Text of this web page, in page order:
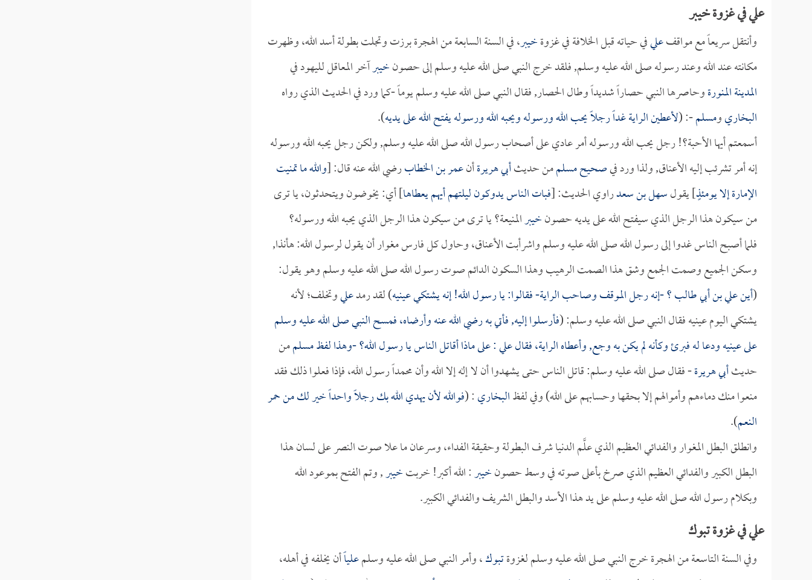
علي في غزوة خيبر
وأنتقل سريعاً مع مواقفعليفي حياته قبل الخلافة في غزوةخيبر، في السنة السابعة من الهجرة برزت وتجلت بطولة أسد الله، وظهرت
مكانته عند الله وعند رسوله صلى الله عليه وسلم, فلقد خرج النبي صلى الله عليه وسلم إلى حصونخيبرآخر المعاقل لليهود في
المدينة المنورةوحاصرها النبي حصاراً شديداً وطال الحصار, فقال النبي صلى الله عليه وسلم يوماً -كما ورد في الحديث الذي رواه
البخاريومسلم-: (لأعطين الراية غداً رجلاً يحب الله ورسوله ويحبه الله ورسوله يفتح الله على يديه).
أسمعتم أيها الأحبة؟! رجل يحب الله ورسوله أمر عادي على أصحاب رسول الله صلى الله عليه وسلم, ولكن رجل يحبه الله ورسوله
إنه أمر تشرئب إليه الأعناق, ولذا ورد فيصحيح مسلممن حديثأبي هريرةأنعمر بن الخطابرضي الله عنه قال: [والله ما تمنيت
الإمارة إلا يومئذٍ] يقولسهل بن سعدراوي الحديث: [فبات الناس يدوكون ليلتهم أيهم يعطاها] أي: يخوضون ويتحدثون، يا ترى
من سيكون هذا الرجل الذي سيفتح الله على يديه حصونخيبرالمنيعة؟ يا ترى من سيكون هذا الرجل الذي يحبه الله ورسوله؟
فلما أصبح الناس غدوا إلى رسول الله صلى الله عليه وسلم واشرأبت الأعناق، وحاول كل فارس مغوار أن يقول لرسول الله: هأنذا,
وسكن الجميع وصمت الجمع وشق هذا الصمت الرهيب وهذا السكون الدائم صوت رسول الله صلى الله عليه وسلم وهو يقول:
(أينعلي بن أبي طالب؟ -إنه رجل الموقف وصاحب الراية- فقالوا: يا رسول الله! إنه يشتكي عينيه) لقد رمدعليوتخلف؛ لأنه
يشتكي اليوم عينيه فقال النبي صلى الله عليه وسلم: (فأرسلوا إليه, فأتي به رضي الله عنه وأرضاه، فمسح النبي صلى الله عليه وسلم
على عينيه ودعا له فبرئ وكأنه لم يكن به وجع, وأعطاه الراية، فقالعلي: على ماذا أقاتل الناس يا رسول الله؟ -وهذا لفظمسلممن
حديثأبي هريرة- فقال صلى الله عليه وسلم: قاتل الناس حتى يشهدوا أن لا إله إلا الله وأن محمداً رسول الله، فإذا فعلوا ذلك فقد
منعوا منك دماءهم وأموالهم إلا بحقها وحسابهم على الله) وفي لفظالبخاري: (فوالله لأن يهدي الله بك رجلاً واحداً خير لك من حمر
النعم).
وانطلق البطل المغوار والفدائي العظيم الذي علَّم الدنيا شرف البطولة وحقيقة الفداء، وسرعان ما علا صوت النصر على لسان هذا
البطل الكبير والفدائي العظيم الذي صرخ بأعلى صوته في وسط حصونخيبر: الله أكبر! خربتخيبر, وتم الفتح بموعود الله
وبكلام رسول الله صلى الله عليه وسلم على يد هذا الأسد والبطل الشريف والفدائي الكبير.
علي في غزوة تبوك
وفي السنة التاسعة من الهجرة خرج النبي صلى الله عليه وسلم لغزوةتبوك، وأمر النبي صلى الله عليه وسلمعلياًأن يخلفه في أهله،